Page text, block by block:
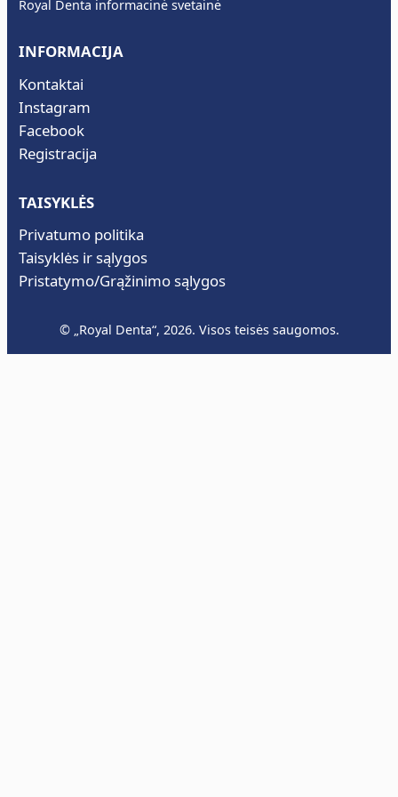
k
t
e
l
i
s
Royal Denta informacinė svetainė
INFORMACIJA
Kontaktai
Instagram
Facebook
Registracija
TAISYKLĖS
Privatumo politika
Taisyklės ir sąlygos
Pristatymo/Grąžinimo sąlygos
© „Royal Denta“, 2026. Visos teisės saugomos.